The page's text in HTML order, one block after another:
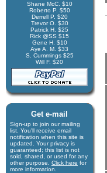
Shane McC. $10
Roberto P. $50
Derrell P. $20
Trevor O. $30
Patrick H. $25
Rick @SS $15
Gene H. $10
Aye A. M. $33
S. Cummings $25
Will F. $20
Get e-mail
Sign-up to join our mail­ing
list. You'll receive e­mail
notification when this site is
updated. Your privacy is
guaran­teed; this list is not
sold, shared, or used for any
other purpose. Click here for
more infor­mation.